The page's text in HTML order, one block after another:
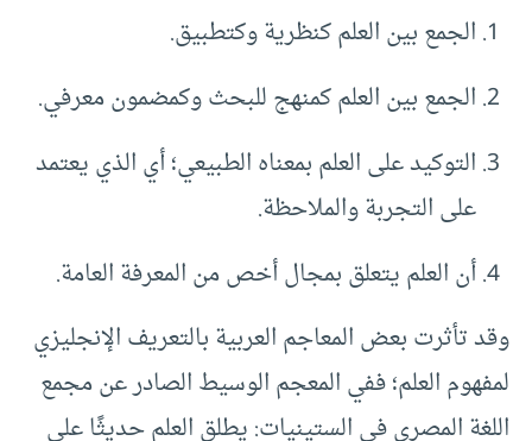
الجمع بين العلم كنظرية وكتطبيق.
الجمع بين العلم كمنهج للبحث وكمضمون معرفي.
التوكيد على العلم بمعناه الطبيعي؛ أي الذي يعتمد
على التجربة والملاحظة.
أن العلم يتعلق بمجال أخص من المعرفة العامة.
وقد تأثرت بعض المعاجم العربية بالتعريف الإنجليزي
لمفهوم العلم؛ ففي المعجم الوسيط الصادر عن مجمع
اللغة المصري في الستينيات: يطلق العلم حديثًا على